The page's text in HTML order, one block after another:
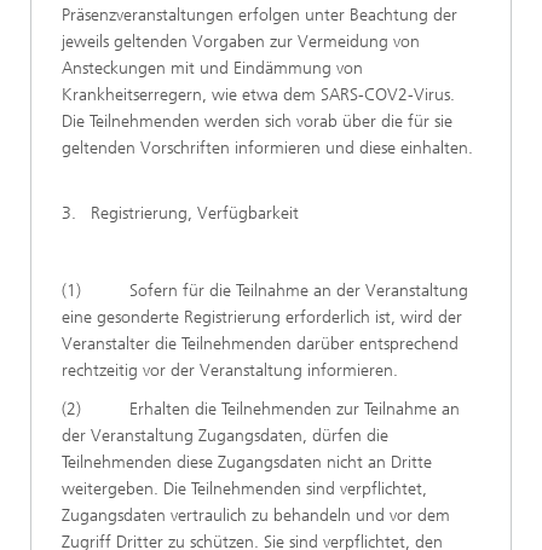
Präsenzveranstaltungen erfolgen unter Beachtung der
jeweils geltenden Vorgaben zur Vermeidung von
Ansteckungen mit und Eindämmung von
Krankheitserregern, wie etwa dem SARS-COV2-Virus.
Die Teilnehmenden werden sich vorab über die für sie
geltenden Vorschriften informieren und diese einhalten.
3. Registrierung, Verfügbarkeit
(1) Sofern für die Teilnahme an der Veranstaltung
eine gesonderte Registrierung erforderlich ist, wird der
Veranstalter die Teilnehmenden darüber entsprechend
rechtzeitig vor der Veranstaltung informieren.
(2) Erhalten die Teilnehmenden zur Teilnahme an
der Veranstaltung Zugangsdaten, dürfen die
Teilnehmenden diese Zugangsdaten nicht an Dritte
weitergeben. Die Teilnehmenden sind verpflichtet,
Zugangsdaten vertraulich zu behandeln und vor dem
Zugriff Dritter zu schützen. Sie sind verpflichtet, den